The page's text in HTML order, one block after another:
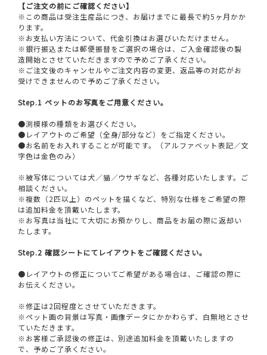
【ご注文の前にご確認ください】
※この商品は受注生産品につき、お届けまでに最長で約5ヶ月かか
ります。
※お支払い方法について、代金引換はお選びいただけません。
※銀行振込または郵便振替をご選択の場合は、ご入金確認後の製
造開始とさせていただきますので予めご了承ください。
※ご注文後のキャンセルやご注文内容の変更、返品等の対応がお
受けできませんので予めご了承ください。
Step.1 ペットのお写真をご用意ください。
●渕模様の種類をお選びください。
●レイアウトのご希望（全身/部分など）をご指定ください。
●お名前をお入れすることが可能です。（アルファベット表記／文
字色は金色のみ）
※被写体については犬／猫／ウサギなど、各種対応いたします。ご
相談ください。
※複数（2匹以上）のペットを描くなど、特別な仕様をご希望の際
は追加料金を頂戴いたします。
※お写真は当社にて大切にお預かりし、商品をお届の際に返却い
たします。
Step.2 確認シートにてレイアウトをご確認ください。
●レイアウトの修正についてご希望がある場合は、ご確認の際に
お伝えください。
※修正は2回程度とさせていただきます。
※ペット画の背景は写真・画像データにかかわらず、白無地とさせ
ていただきます。
※お客様ご承認後の修正は、別途追加料金を頂戴いたしますの
で、予めご了承ください。